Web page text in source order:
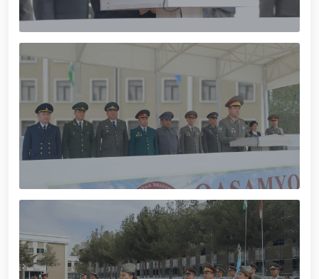
xizmat itlari ko‘rgazmasi tashkil etildi. // “Dog
biatloni” bellashuvining 6-respublika idoralararo
musobaqasi g'oliblari aniqlandi. // O‘zbekistonning
harbiy salohiyatini mustahkamlash: islohotlar va
ustuvor vazifalar.// Milliy gvardiya qo‘mondoni
Jamoat xavfsizligi universiteti bitiruvchi kursantlari
bilan uchrashdi.// 9-may — Xotira va qadrlash kuni
munosabati bilan Milliy gvardiya qoʻmondonligi
tomonidan poytaxtimizda istiqomat qiluvchi Ikkinchi
jahon urushi qatnashchilari va faxriylari holidan xabar
olindi. // “Uyg‘oq xotira” nomli teatrlashtirilgan
musiqiy konsert dasturi namoyish qilindi.// “Uch
avlod uchrashuvi” hamda “Bizning qahramonlar”
kitobining taqdimotiga bag‘ishlangan tadbir tashkil
etildi.// “Men G‘olib Run” yugurish musobaqasida
gvardiyachilar faxrli o'rinlarni egallashdi.//
Hamkorlikdagi profilaktik tadbirlar davom
ettirilmoqda. Xavfsiz muhitni ta’minlashga
qaratilgan chora-tadbirlar Milliy gvardiya